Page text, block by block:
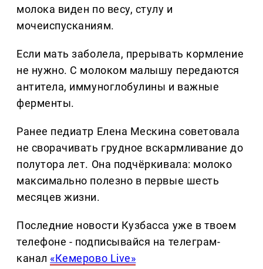
молока виден по весу, стулу и
мочеиспусканиям.
Если мать заболела, прерывать кормление
не нужно. С молоком малышу передаются
антитела, иммуноглобулины и важные
ферменты.
Ранее педиатр Елена Мескина советовала
не сворачивать грудное вскармливание до
полутора лет. Она подчёркивала: молоко
максимально полезно в первые шесть
месяцев жизни.
Последние новости Кузбасса уже в твоем
телефоне - подписывайся на телеграм-
канал «Кемерово Live»